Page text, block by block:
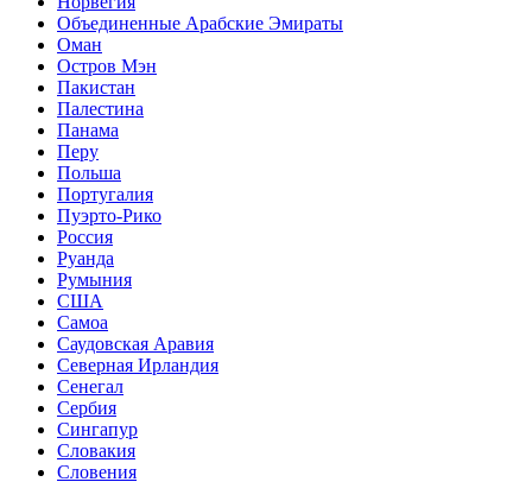
Объединенные Арабские Эмираты
Оман
Остров Мэн
Пакистан
Палестина
Панама
Перу
Польша
Португалия
Пуэрто-Рико
Россия
Руанда
Румыния
США
Самоа
Саудовская Аравия
Северная Ирландия
Сенегал
Сербия
Сингапур
Словакия
Словения